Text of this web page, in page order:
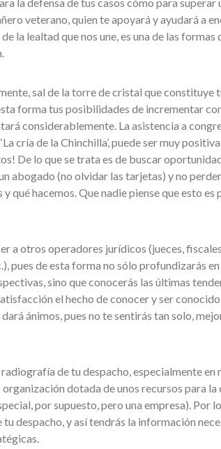
veterano, quien te apoyará y ayudará a
la lealtad que nos une, es una de las formas
sal de la torre de cristal que constituye
forma tus posibilidades de incrementar
considerablemente. La asistencia a
‘La cría de la Chinchilla’, puede ser muy
De lo que se trata es de buscar
abogado (no olvidar las tarjetas) y no
y qué hacemos. Que nadie piense que esto
a otros operadores jurídicos (jueces,
pues de esta forma no sólo profundizarás
sino que conocerás las últimas
el hecho de conocer y ser
ánimos, pues no te sentirás tan solo,
de tu despacho, especialmente
dotada de unos recursos para
por supuesto, pero una empresa). Por
despacho, y así tendrás la información